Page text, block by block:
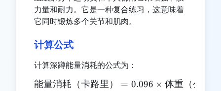
力量和耐力。它是一种复合练习，这意味着
它同时锻炼多个关节和肌肉。
计算公式
计算深蹲能量消耗的公式为：
\text{能量消耗（卡路里
能量消耗（卡路里） = 0.096 × 体重（公斤）